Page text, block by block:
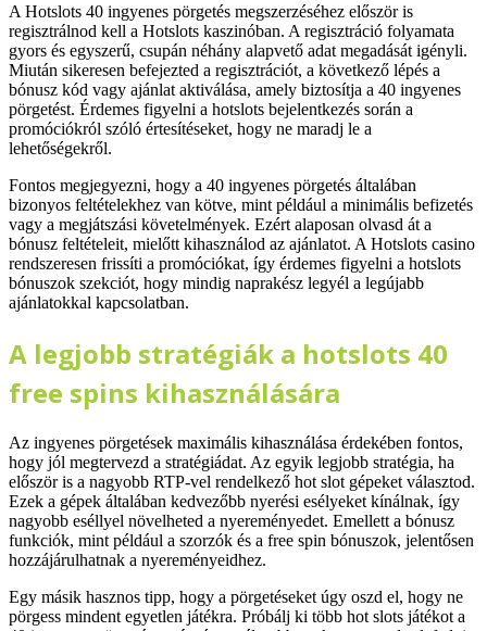
A Hotslots 40 ingyenes pörgetés megszerzéséhez először is
regisztrálnod kell a Hotslots kaszinóban. A regisztráció folyamata
gyors és egyszerű, csupán néhány alapvető adat megadását igényli.
Miután sikeresen befejezted a regisztrációt, a következő lépés a
bónusz kód vagy ajánlat aktiválása, amely biztosítja a 40 ingyenes
pörgetést. Érdemes figyelni a hotslots bejelentkezés során a
promóciókról szóló értesítéseket, hogy ne maradj le a
lehetőségekről.
Fontos megjegyezni, hogy a 40 ingyenes pörgetés általában
bizonyos feltételekhez van kötve, mint például a minimális befizetés
vagy a megjátszási követelmények. Ezért alaposan olvasd át a
bónusz feltételeit, mielőtt kihasználod az ajánlatot. A Hotslots casino
rendszeresen frissíti a promóciókat, így érdemes figyelni a hotslots
bónuszok szekciót, hogy mindig naprakész legyél a legújabb
ajánlatokkal kapcsolatban.
A legjobb stratégiák a hotslots 40
free spins kihasználására
Az ingyenes pörgetések maximális kihasználása érdekében fontos,
hogy jól megtervezd a stratégiádat. Az egyik legjobb stratégia, ha
először is a nagyobb RTP-vel rendelkező hot slot gépeket választod.
Ezek a gépek általában kedvezőbb nyerési esélyeket kínálnak, így
nagyobb eséllyel növelheted a nyereményedet. Emellett a bónusz
funkciók, mint például a szorzók és a free spin bónuszok, jelentősen
hozzájárulhatnak a nyereményeidhez.
Egy másik hasznos tipp, hogy a pörgetéseket úgy oszd el, hogy ne
pörgess mindent egyetlen játékra. Próbálj ki több hot slots játékot a